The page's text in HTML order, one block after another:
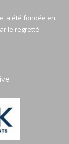
a été fondée en
le regretté